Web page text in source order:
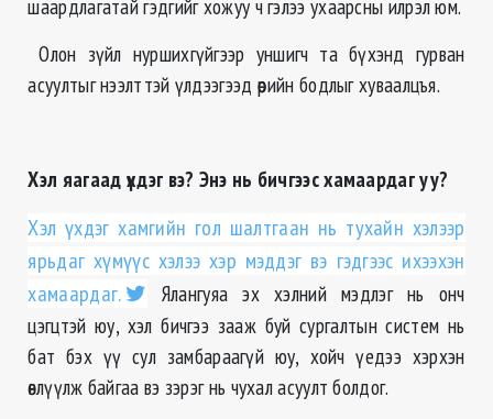
шаардлагатай гэдгийг хожуу ч гэлээ ухаарсны илрэл юм.
Олон зүйл нуршихгүйгээр уншигч та бүхэнд гурван
асуултыг нээлттэй үлдээгээд өөрийн бодлыг хуваалцъя.
Хэл яагаад үхдэг вэ? Энэ нь бичгээс хамаардаг уу?
Хэл үхдэг хамгийн гол шалтгаан нь тухайн хэлээр
ярьдаг хүмүүс хэлээ хэр мэддэг вэ гэдгээс ихээхэн
хамаардаг.
Ялангуяа эх хэлний мэдлэг нь онч
цэгцтэй юу, хэл бичгээ зааж буй сургалтын систем нь
бат бэх үү сул замбараагүй юу, хойч үедээ хэрхэн
өвлүүлж байгаа вэ зэрэг нь чухал асуулт болдог.